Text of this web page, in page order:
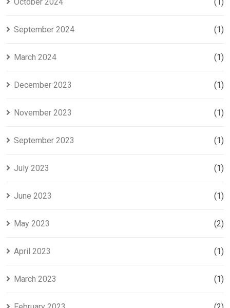
September 2024 (1)
March 2024 (1)
December 2023 (1)
November 2023 (1)
September 2023 (1)
July 2023 (1)
June 2023 (1)
May 2023 (2)
April 2023 (1)
March 2023 (1)